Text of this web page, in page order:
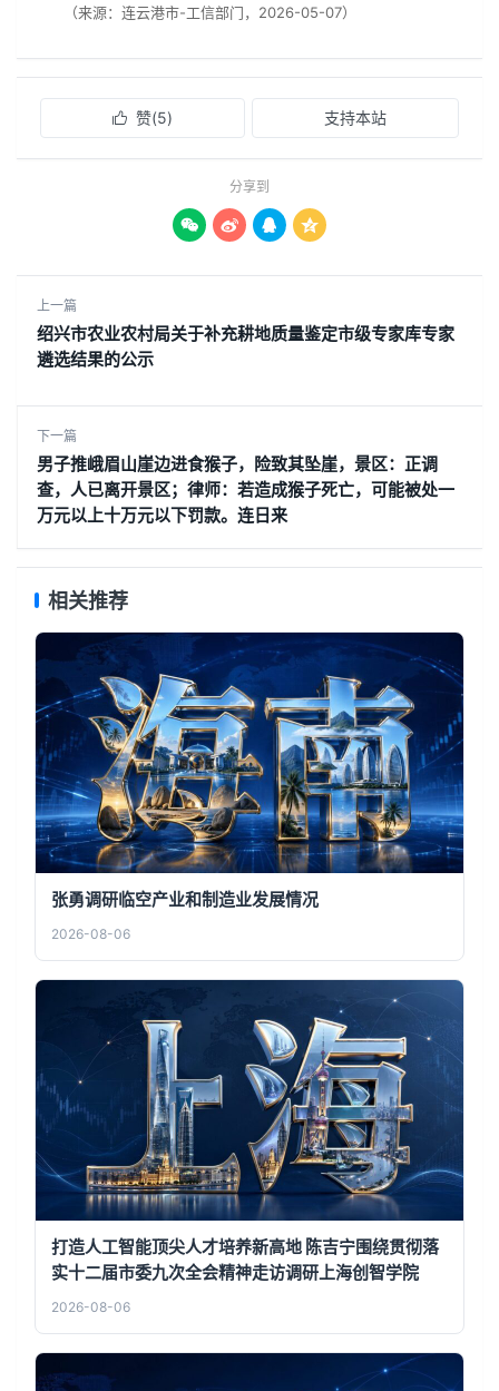
（来源：连云港市-工信部门，2026-05-07）
 赞(5) 支持本站
分享到
   
上一篇
绍兴市农业农村局关于补充耕地质量鉴定市级专家库专家
遴选结果的公示
下一篇
男子推峨眉山崖边进食猴子，险致其坠崖，景区：正调
查，人已离开景区；律师：若造成猴子死亡，可能被处一
万元以上十万元以下罚款。连日来
相关推荐
张勇调研临空产业和制造业发展情况
2026-08-06
打造人工智能顶尖人才培养新高地 陈吉宁围绕贯彻落
实十二届市委九次全会精神走访调研上海创智学院
2026-08-06